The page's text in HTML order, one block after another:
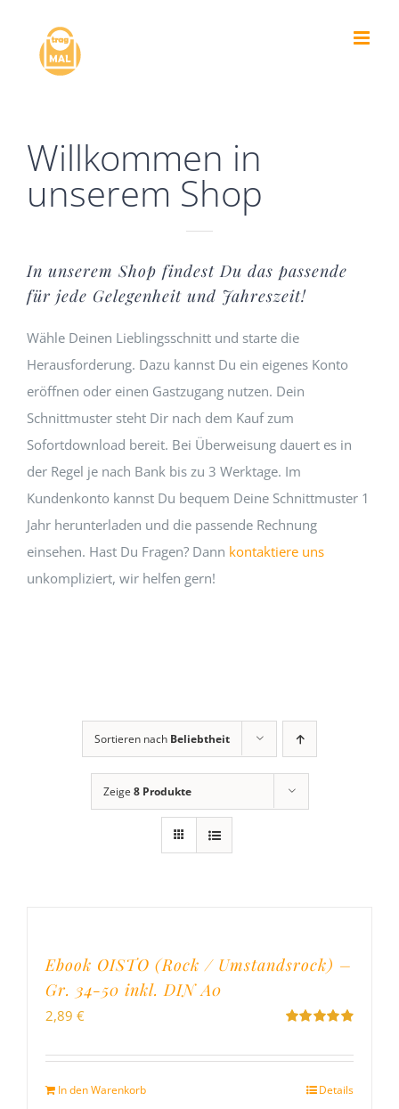
springen
Willkommen in
unserem Shop
In unserem Shop findest Du das passende
für jede Gelegenheit und Jahreszeit!
Wähle Deinen Lieblingsschnitt und starte die
Herausforderung. Dazu kannst Du ein eigenes Konto
eröffnen oder einen Gastzugang nutzen. Dein
Schnittmuster steht Dir nach dem Kauf zum
Sofortdownload bereit. Bei Überweisung dauert es in
der Regel je nach Bank bis zu 3 Werktage. Im
Kundenkonto kannst Du bequem Deine Schnittmuster 1
Jahr herunterladen und die passende Rechnung
einsehen. Hast Du Fragen? Dann kontaktiere uns
unkompliziert, wir helfen gern!
Sortieren nach Beliebtheit
Zeige 8 Produkte
Ebook OISTO (Rock / Umstandsrock) –
Gr. 34-50 inkl. DIN A0
5
2,89 €
In den Warenkorb Details